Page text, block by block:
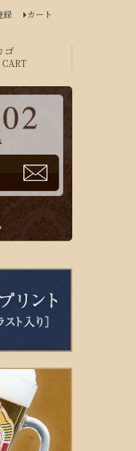
録 カート
ゴ
CART